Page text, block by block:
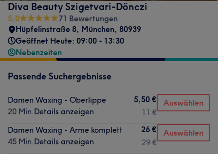
Diva Beauty Szigetvari-Dönczi
5,0
71 Bewertungen
Hüpfelinstraße 8, München, 80939
Geöffnet Heute: 09:00 - 13:30
Nebenzeiten
Passende Suchergebnisse
Damen Waxing - Oberlippe
20 Min.Details anzeigen
5,50 €
11 €
Auswählen
Damen Waxing - Arme komplett
45 Min.Details anzeigen
26 €
29 €
Auswählen